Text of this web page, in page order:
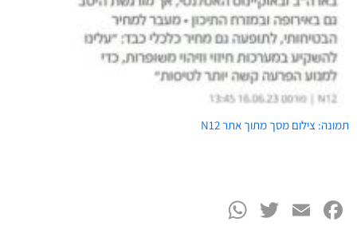
תמונה: צילום מסך מתוך אתר N12
Facebook
Email
Twitter
ט.ל.ח בכפוף לתקנון